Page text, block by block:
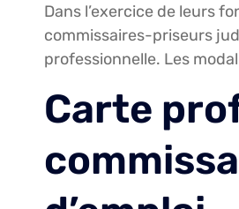
Dans l’exercice de leurs
commissaires-priseurs
professionnelle. Les
Carte